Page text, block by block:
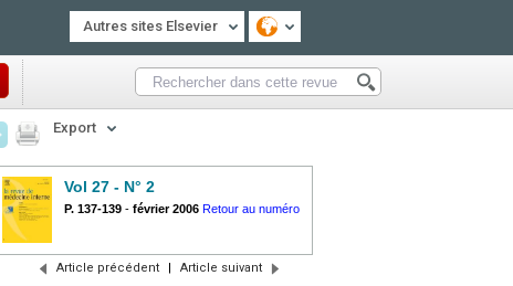
Autres sites Elsevier
Export
Vol 27 - N° 2
P. 137-139 - février 2006 Retour au numéro
Article précédent | Article suivant